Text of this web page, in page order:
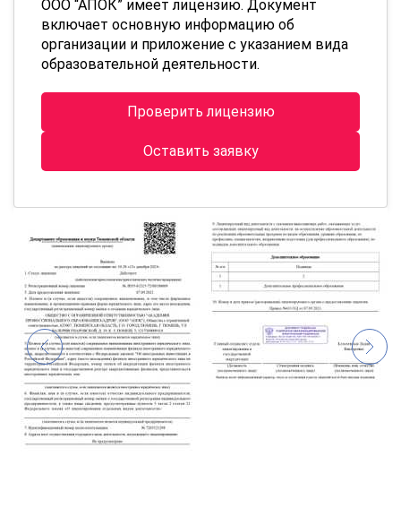
ООО “АПОК” имеет лицензию. Документ
включает основную информацию об
организации и приложение с указанием вида
образовательной деятельности.
Проверить лицензию
Оставить заявку